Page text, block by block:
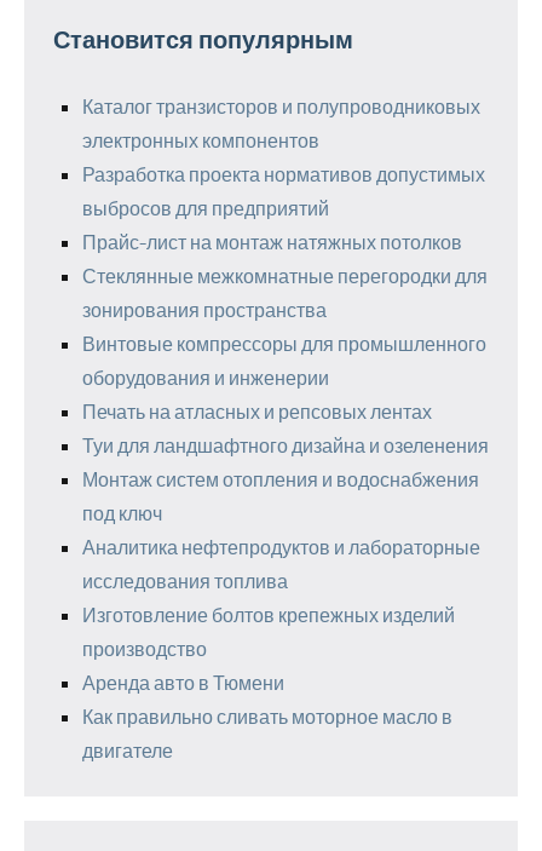
Становится популярным
Каталог транзисторов и полупроводниковых
электронных компонентов
Разработка проекта нормативов допустимых
выбросов для предприятий
Прайс-лист на монтаж натяжных потолков
Стеклянные межкомнатные перегородки для
зонирования пространства
Винтовые компрессоры для промышленного
оборудования и инженерии
Печать на атласных и репсовых лентах
Туи для ландшафтного дизайна и озеленения
Монтаж систем отопления и водоснабжения
под ключ
Аналитика нефтепродуктов и лабораторные
исследования топлива
Изготовление болтов крепежных изделий
производство
Аренда авто в Тюмени
Как правильно сливать моторное масло в
двигателе